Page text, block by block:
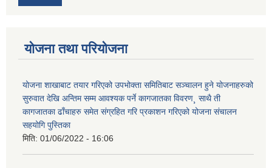
योजना तथा परियोजना
योजना शाखाबाट तयार गरिएको उपभोक्ता समितिबाट सञ्चालन हुने योजनाहरुको
सुरुवात देखि अन्तिम सम्म आवश्यक पर्ने कागजातका विवरण¸ साथै ती
कागजातका ढाँचाहरु समेत संग्रहित गरि प्रकाशन गरिएको योजना संचालन
सहयोगि पुस्तिका
मिति: 01/06/2022 - 16:06